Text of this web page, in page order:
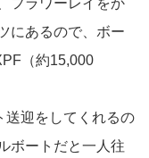
フラワーレイをか
にあるので、ボー
（約15,000
送迎をしてくれるの
ボートだと一人往